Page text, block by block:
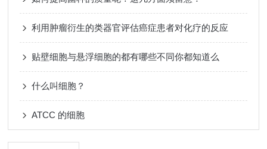
利用肿瘤衍生的类器官评估癌症患者对化疗的反应
贴壁细胞与悬浮细胞的都有哪些不同你都知道么
什么叫细胞？
ATCC 的细胞